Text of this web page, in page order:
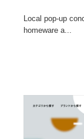
Local pop-up
homeware a...